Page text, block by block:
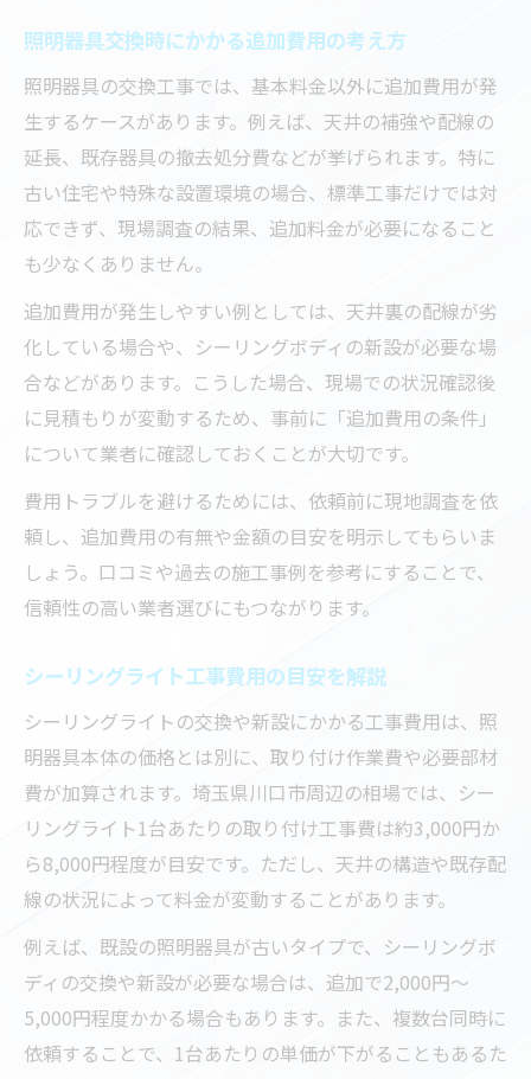
照明器具交換時にかかる追加費用の考え方
照明器具の交換工事では、基本料金以外に追加費用が発
生するケースがあります。例えば、天井の補強や配線の
延長、既存器具の撤去処分費などが挙げられます。特に
古い住宅や特殊な設置環境の場合、標準工事だけでは対
応できず、現場調査の結果、追加料金が必要になること
も少なくありません。
追加費用が発生しやすい例としては、天井裏の配線が劣
化している場合や、シーリングボディの新設が必要な場
合などがあります。こうした場合、現場での状況確認後
に見積もりが変動するため、事前に「追加費用の条件」
について業者に確認しておくことが大切です。
費用トラブルを避けるためには、依頼前に現地調査を依
頼し、追加費用の有無や金額の目安を明示してもらいま
しょう。口コミや過去の施工事例を参考にすることで、
信頼性の高い業者選びにもつながります。
シーリングライト工事費用の目安を解説
シーリングライトの交換や新設にかかる工事費用は、照
明器具本体の価格とは別に、取り付け作業費や必要部材
費が加算されます。埼玉県川口市周辺の相場では、シー
リングライト1台あたりの取り付け工事費は約3,000円か
ら8,000円程度が目安です。ただし、天井の構造や既存配
線の状況によって料金が変動することがあります。
例えば、既設の照明器具が古いタイプで、シーリングボ
ディの交換や新設が必要な場合は、追加で2,000円～
5,000円程度かかる場合もあります。また、複数台同時に
依頼することで、1台あたりの単価が下がることもあるた